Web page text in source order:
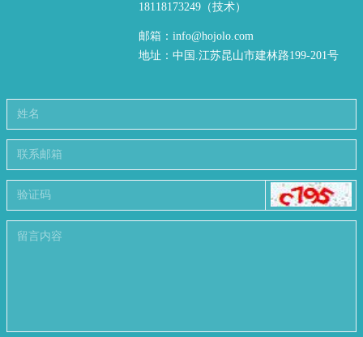
18118173249（技术）
邮箱：info@hojolo.com
地址：中国.江苏昆山市建林路199-201号